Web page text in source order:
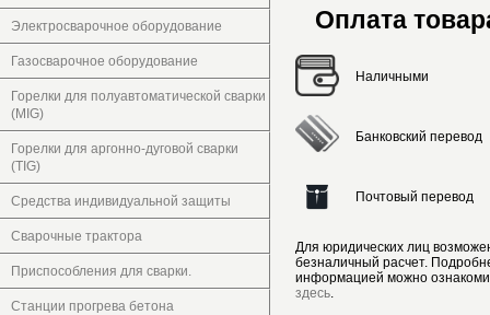
Электросварочное оборудование
Газосварочное оборудование
Горелки для полуавтоматической сварки
(MIG)
Горелки для аргонно-дуговой сварки
(TIG)
Средства индивидуальной защиты
Сварочные трактора
Приспособления для сварки.
Станции прогрева бетона
Оплата
Наличными
Банковский перевод
Почтовый перевод
Для юридических лиц
безналичный расчет.
информацией можно
здесь.